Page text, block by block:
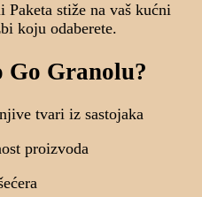
stiže na vaš kućni
koju odaberete.
Go Granolu?
tvari iz sastojaka
proizvoda